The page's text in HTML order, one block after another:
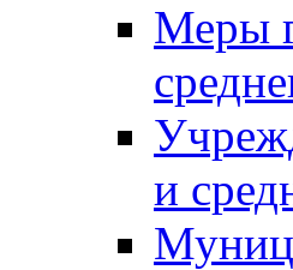
Меры
и